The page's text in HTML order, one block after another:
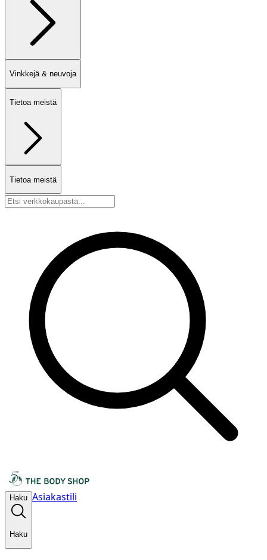
Vinkkejä & neuvoja
Tietoa meistä
Tietoa meistä
Haku
Haku
Asiakastili